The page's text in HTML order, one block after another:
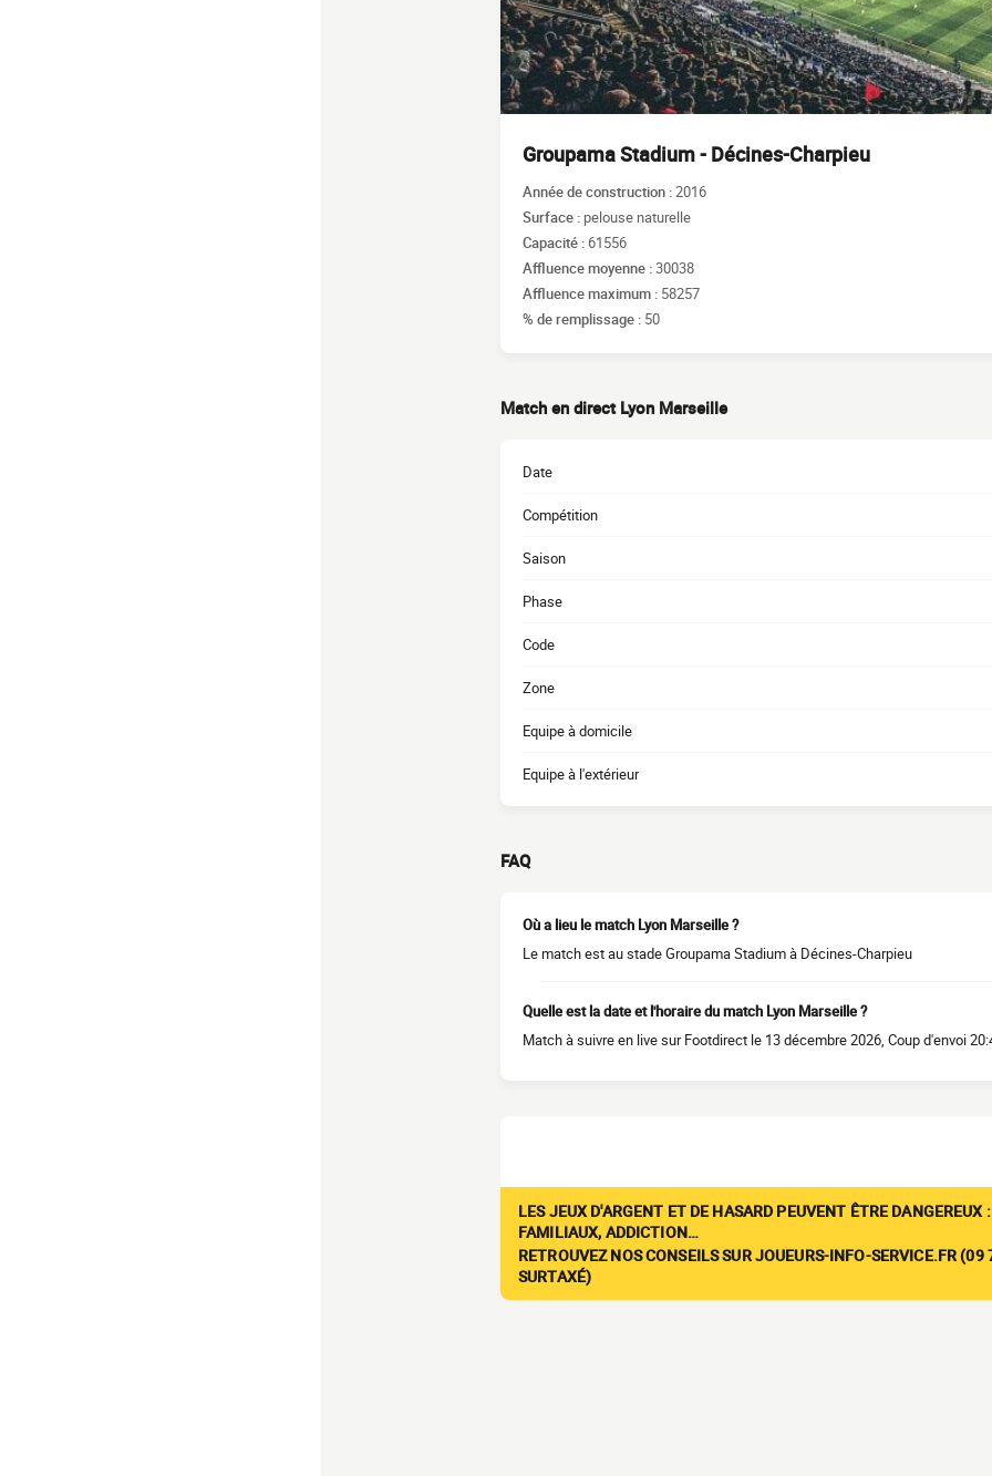
Groupama Stadium - Décines-Charpieu
Année de construction :2016
Surface : pelouse naturelle
Capacité :61556
Affluence moyenne :30038
Affluence maximum : 58257
% de remplissage : 50
Match en direct Lyon Marseille
Date
Compétition
Saison
Phase
Code
Zone
Equipe à domicile
Equipe à l'extérieur
FAQ
Où a lieu le match Lyon Marseille ?
Le match est au stade Groupama Stadium à Décines-Charpieu
Quelle est la date et l'horaire du match Lyon Marseille ?
Match à suivre en live sur Footdirect le 13 décembre 2026, Coup d'envoi
LES JEUX D'ARGENT ET DE HASARD PEUVENT ÊTRE DANGEREUX
FAMILIAUX, ADDICTION…
RETROUVEZ NOS CONSEILS SUR JOUEURS-INFO-SERVICE.FR
SURTAXÉ)